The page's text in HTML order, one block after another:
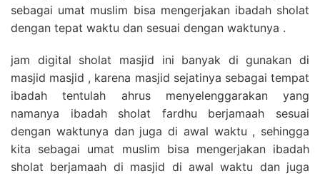
sebagai umat muslim bisa mengerjakan ibadah sholat
dengan tepat waktu dan sesuai dengan waktunya .
jam digital sholat masjid ini banyak di gunakan di
masjid masjid , karena masjid sejatinya sebagai tempat
ibadah tentulah ahrus menyelenggarakan yang
namanya ibadah sholat fardhu berjamaah sesuai
dengan waktunya dan juga di awal waktu , sehingga
kita sebagai umat muslim bisa mengerjakan ibadah
sholat berjamaah di masjid di awal waktu dan juga